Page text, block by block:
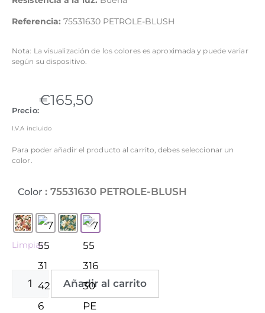
Referencia: 75531630 PETROLE-BLUSH
Nota: La visualización de los colores es aproximada y puede variar
según su dispositivo.
Precio:
€165,50
I.V.A incluido
Para poder añadir el producto al carrito, debes seleccionar un
color.
Color : 75531630 PETROLE-BLUSH
Limpiar
Añadir al carrito